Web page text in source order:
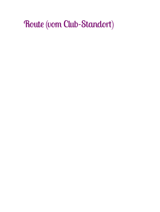
Route (vom Club-Standort)